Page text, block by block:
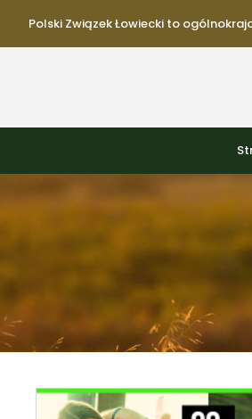
Polski Związek Łowiecki to